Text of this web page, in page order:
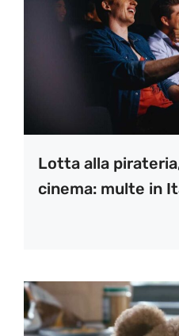
Lotta alla
cinema: multe in